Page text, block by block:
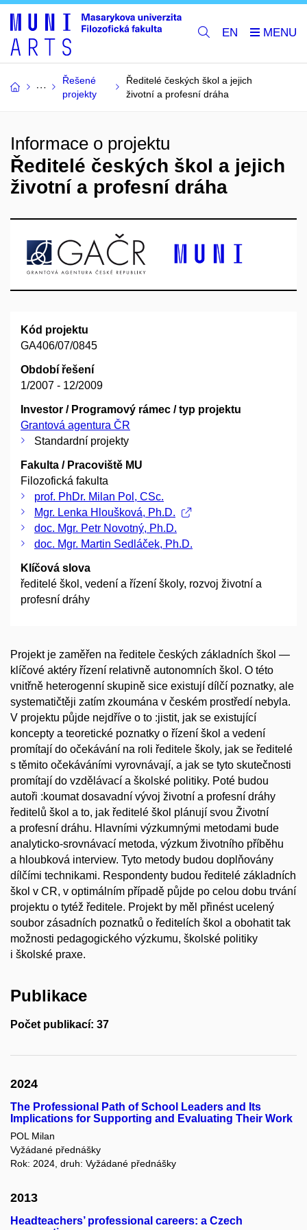
EN
Řešené
projekty
Ředitelé českých škol a jejich
životní a profesní dráha
Informace o projektu
Ředitelé českých škol a jejich
životní a profesní dráha
Kód projektu
GA406/07/0845
Období řešení
1/2007 - 12/2009
Investor / Programový rámec / typ projektu
Grantová agentura ČR
Standardní projekty
Fakulta / Pracoviště MU
Filozofická fakulta
prof. PhDr. Milan Pol, CSc.
Mgr. Lenka Hloušková, Ph.D.
doc. Mgr. Petr Novotný, Ph.D.
doc. Mgr. Martin Sedláček, Ph.D.
Klíčová slova
ředitelé škol, vedení a řízení školy, rozvoj životní a
profesní dráhy
Projekt je zaměřen na ředitele českých základních škol —
klíčové aktéry řízení relativně autonomních škol. O této
vnitřně heterogenní skupině sice existují dílčí poznatky, ale
systematičtěji zatím zkoumána v českém prostředí nebyla.
V projektu půjde nejdříve o to :jistit, jak se existující
koncepty a teoretické poznatky o řízení škol a vedení
promítají do očekávání na roli ředitele školy, jak se ředitelé
s těmito očekáváními vyrovnávají, a jak se tyto skutečnosti
promítají do vzdělávací a školské politiky. Poté budou
autoři :koumat dosavadní vývoj životní a profesní dráhy
ředitelů škol a to, jak ředitelé škol plánují svou Životní
a profesní dráhu. Hlavními výzkumnými metodami bude
analyticko-srovnávací metoda, výzkum životního příběhu
a hloubková interview. Tyto metody budou doplňovány
dílčími technikami. Respondenty budou ředitelé základních
škol v CR, v optimálním případě půjde po celou dobu trvání
projektu o tytéž ředitele. Projekt by měl přinést ucelený
soubor zásadních poznatků o ředitelích škol a obohatit tak
možnosti pedagogického výzkumu, školské politiky
i školské praxe.
Publikace
Počet publikací: 37
2024
The Professional Path of School Leaders and Its
Implications for Supporting and Evaluating Their Work
POL Milan
Vyžádané přednášky
Rok: 2024, druh: Vyžádané přednášky
2013
Headteachers’ professional careers: a Czech